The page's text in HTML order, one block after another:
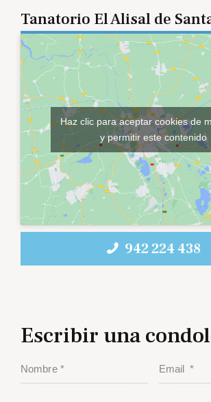
Tanatorio El Alisal de
Haz clic para aceptar cookies de
y permitir este contenido
942 224 438
Escribir una